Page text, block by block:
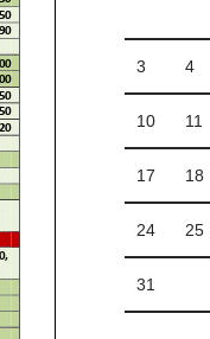
3 4
10 11
17 18
24 25
31